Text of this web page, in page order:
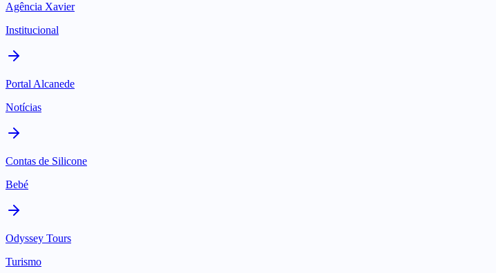
Agência Xavier
Institucional
Portal Alcanede
Notícias
Contas de Silicone
Bebé
Odyssey Tours
Turismo